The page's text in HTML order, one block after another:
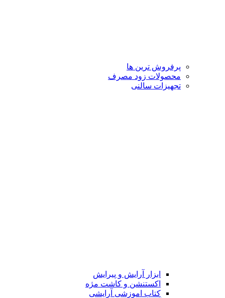
پرفروش ترین ها
محصولات زود مصرف
تجهیزات سالنی
ابزار آرایش و پیرایش
اکستنشن و کاشت مژه
کتاب اموزشی آرایشی